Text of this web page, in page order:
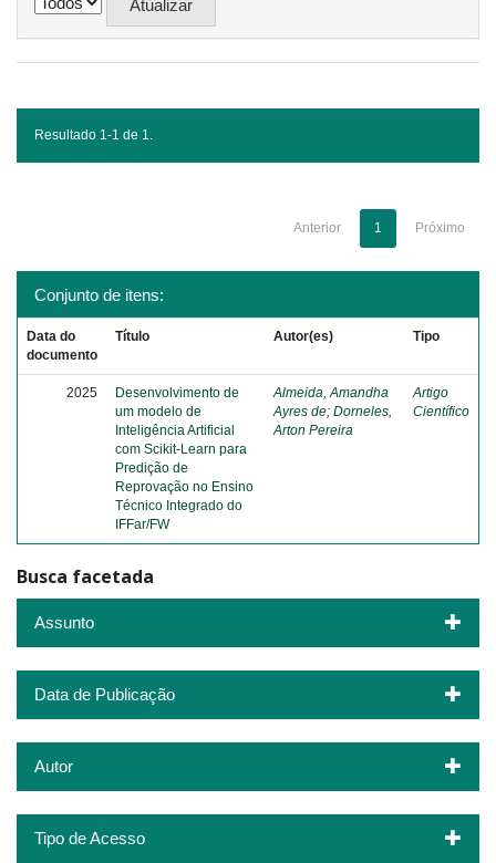
Resultado 1-1 de 1.
Anterior 1 Próximo
Conjunto de itens:
Data do
documento
Título Autor(es) Tipo
2025
Desenvolvimento de
um modelo de
Inteligência Artificial
com Scikit-Learn para
Predição de
Reprovação no Ensino
Técnico Integrado do
IFFar/FW
Almeida, Amandha
Ayres de; Dorneles,
Arton Pereira
Artigo
Científico
Busca facetada
Assunto
Data de Publicação
Autor
Tipo de Acesso